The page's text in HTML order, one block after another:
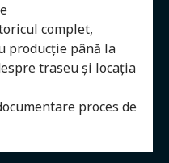
complet,
producție până la
traseu și locația
proces de